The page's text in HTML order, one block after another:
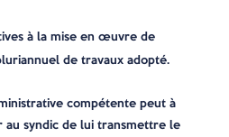
à la mise en œuvre de
de travaux adopté.
compétente peut à
syndic de lui transmettre le